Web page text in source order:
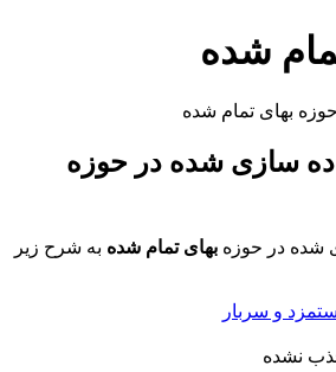
شده
حوزه بهای تمام شده
سازی شده در حوزه
شده در حوزه بهای تمام شده به شرح زیر
و سربار
نشده